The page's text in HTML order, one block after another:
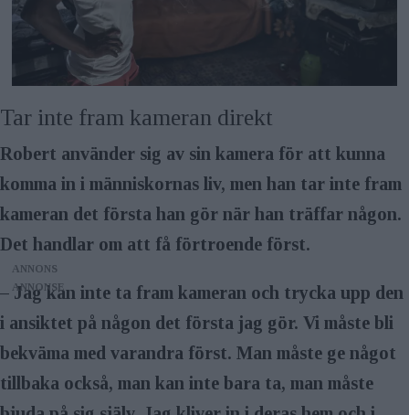
Tar inte fram kameran direkt
Robert använder sig av sin kamera för att kunna
komma in i människornas liv, men han tar inte fram
kameran det första han gör när han träffar någon.
Det handlar om att få förtroende först.
ANNONS
– Jag kan inte ta fram kameran och trycka upp den
i ansiktet på någon det första jag gör. Vi måste bli
bekväma med varandra först. Man måste ge något
tillbaka också, man kan inte bara ta, man måste